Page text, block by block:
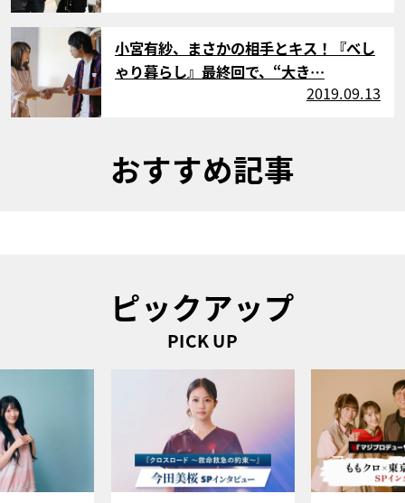
サムネイル
小宮有紗、まさかの相手とキス！『べし
ゃり暮らし』最終回で、“大き…
2019.09.13
おすすめ記事
ピックアップ
PICK UP